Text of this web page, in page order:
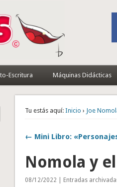
Escritura Máquinas Didácticas
Tu estás aquí: Inicio › Joe
← Mini Libro:
Nomola y
08/12/2022 | Entradas